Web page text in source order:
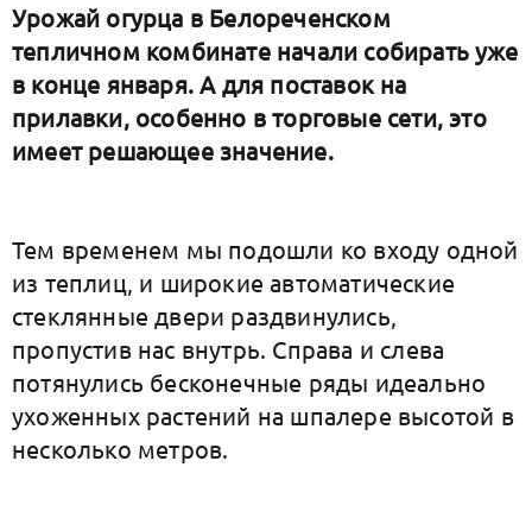
Урожай огурца в Белореченском
тепличном комбинате начали собирать уже
в конце января.А для поставок на
прилавки, особенно в торговые сети, это
имеет решающее значение.
Тем временем мы подошли ко входу одной
из теплиц, и широкие автоматические
стеклянные двери раздвинулись,
пропустив нас внутрь. Справа и слева
потянулись бесконечные ряды идеально
ухоженных растений на шпалере высотой в
несколько метров.